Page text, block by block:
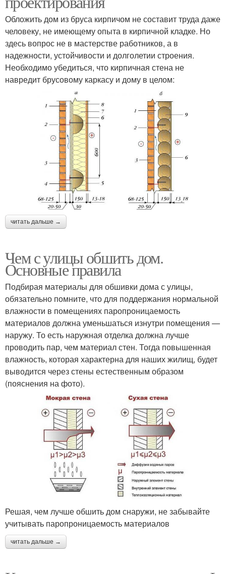
Обложить дом из бруса кирпичом не составит труда даже
человеку, не имеющему опыта в кирпичной кладке. Но
здесь вопрос не в мастерстве работников, а в
надежности, устойчивости и долголетии строения.
Необходимо убедиться, что кирпичная стена не
навредит брусовому каркасу и дому в целом:
читать дальше →
Чем с улицы обшить дом.
Основные правила
Подбирая материалы для обшивки дома с улицы,
обязательно помните, что для поддержания нормальной
влажности в помещениях паропроницаемость
материалов должна уменьшаться изнутри помещения —
наружу. То есть наружная отделка должна лучше
проводить пар, чем материал стен. Тогда повышенная
влажность, которая характерна для наших жилищ, будет
выводится через стены естественным образом
(пояснения на фото).
Решая, чем лучше обшить дом снаружи, не забывайте
учитывать паропроницаемость материалов
читать дальше →